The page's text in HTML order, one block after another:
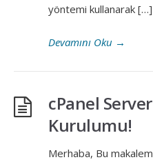
yöntemi kullanarak […]
Devamını Oku →
cPanel
Kurulumu!
Merhaba, Bu